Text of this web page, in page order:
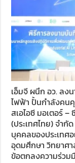
เอ็มจี ผนึก อว. ลง
ไฟฟ้า ปั้นกำลังคน
สเอไอซี มอเตอร์
(ประเทศไทย) จำ
บุคคลของประเทศ
อุดมศึกษา วิทยาศ
ข้อตกลงความร่ว